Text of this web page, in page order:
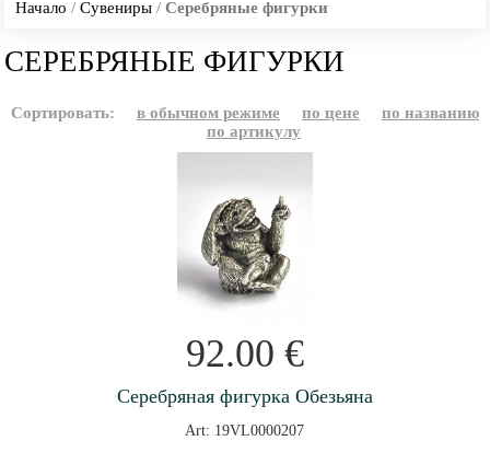
Начало /Сувениры /Серебряные фигурки
СЕРЕБРЯНЫЕ ФИГУРКИ
Сортировать: в обычном режиме по цене
по названию
по артикулу
92.00 €
Серебряная фигурка Обезьяна
Art: 19VL0000207